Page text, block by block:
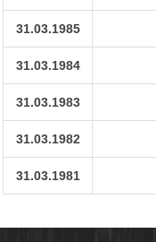
31.03.1985
31.03.1984
31.03.1983
31.03.1982
31.03.1981